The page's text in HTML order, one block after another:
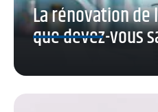
La rénovation de
que devez-vous